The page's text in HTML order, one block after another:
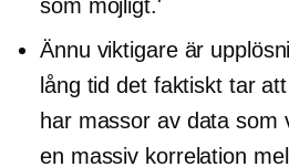
som möjligt.'
Ännu viktigare är
lång tid det faktiskt tar
har massor av data som
en massiv korrelation